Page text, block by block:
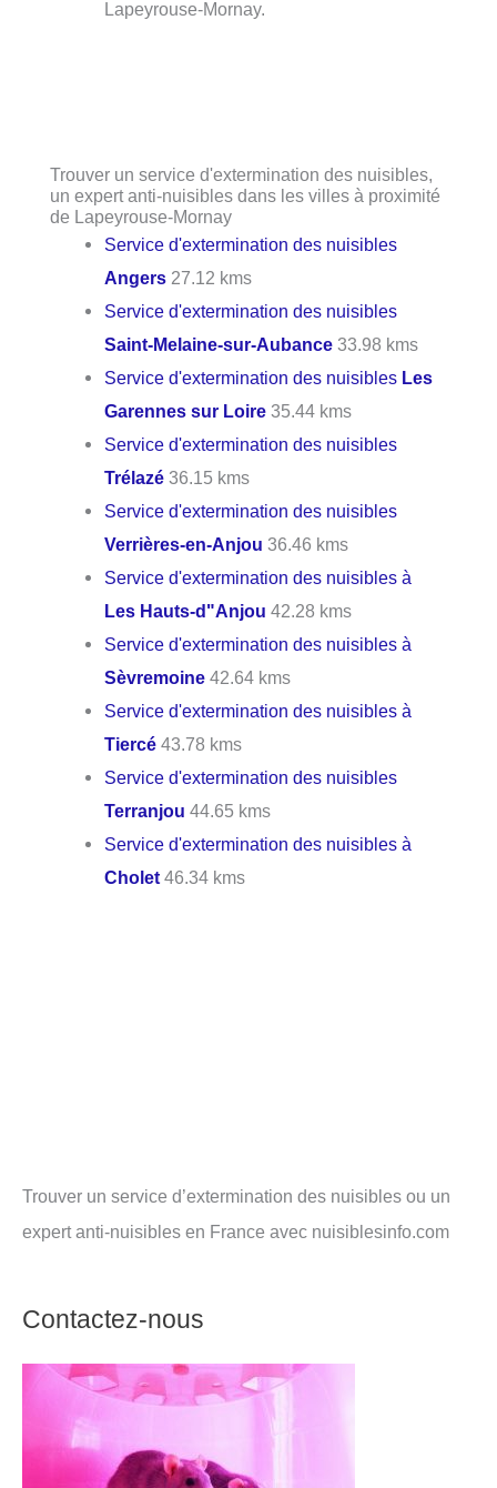
Lapeyrouse-Mornay.
Trouver un service d'extermination des nuisibles,
un expert anti-nuisibles dans les villes à proximité
de Lapeyrouse-Mornay
Service d'extermination des nuisibles
Angers 27.12 kms
Service d'extermination des nuisibles
Saint-Melaine-sur-Aubance 33.98 kms
Service d'extermination des nuisibles Les
Garennes sur Loire 35.44 kms
Service d'extermination des nuisibles
Trélazé 36.15 kms
Service d'extermination des nuisibles
Verrières-en-Anjou 36.46 kms
Service d'extermination des nuisibles à
Les Hauts-d"Anjou 42.28 kms
Service d'extermination des nuisibles à
Sèvremoine 42.64 kms
Service d'extermination des nuisibles à
Tiercé 43.78 kms
Service d'extermination des nuisibles
Terranjou 44.65 kms
Service d'extermination des nuisibles à
Cholet 46.34 kms
Trouver un service d’extermination des nuisibles ou un
expert anti-nuisibles en France avec nuisiblesinfo.com
Contactez-nous